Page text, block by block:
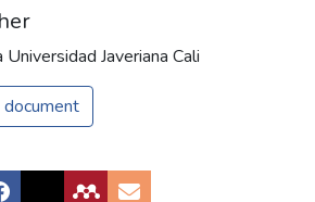
Javeriana Cali
document